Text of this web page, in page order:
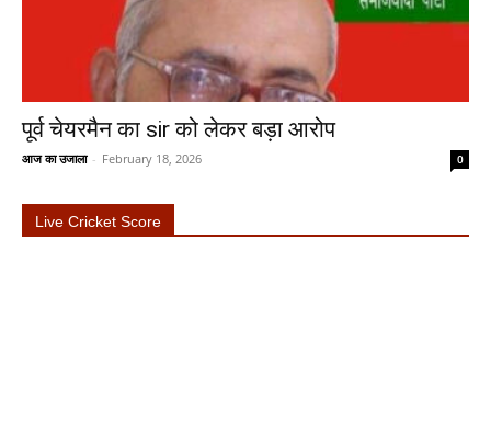
पूर्व चेयरमैन का sir को लेकर बड़ा आरोप
आज का उजाला - February 18, 2026 0
Live Cricket Score